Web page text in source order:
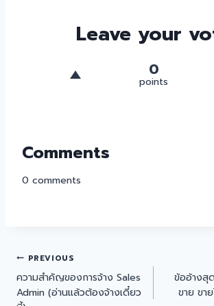
Leave your
0
points
Comments
0 comments
PREVIOUS
ความสำคัญของการจ้าง Sales
Admin (อ่านแล้วต้องจ้างเดี๋ยว
ข้ออ้างสุ
ขาย ขา